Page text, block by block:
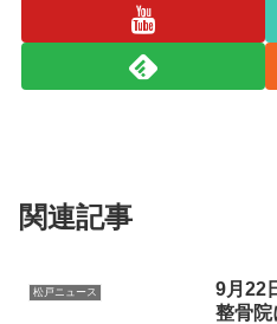
関連記事
松戸ニュース
9月22
整骨院